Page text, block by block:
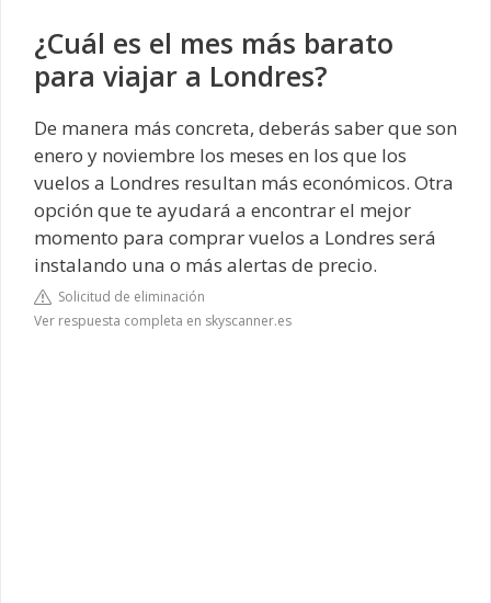
¿Cuál es el mes más barato
para viajar a Londres?
De manera más concreta, deberás saber que son
enero y noviembre los meses en los que los
vuelos a Londres resultan más económicos. Otra
opción que te ayudará a encontrar el mejor
momento para comprar vuelos a Londres será
instalando una o más alertas de precio.
Solicitud de eliminación
Ver respuesta completa en skyscanner.es